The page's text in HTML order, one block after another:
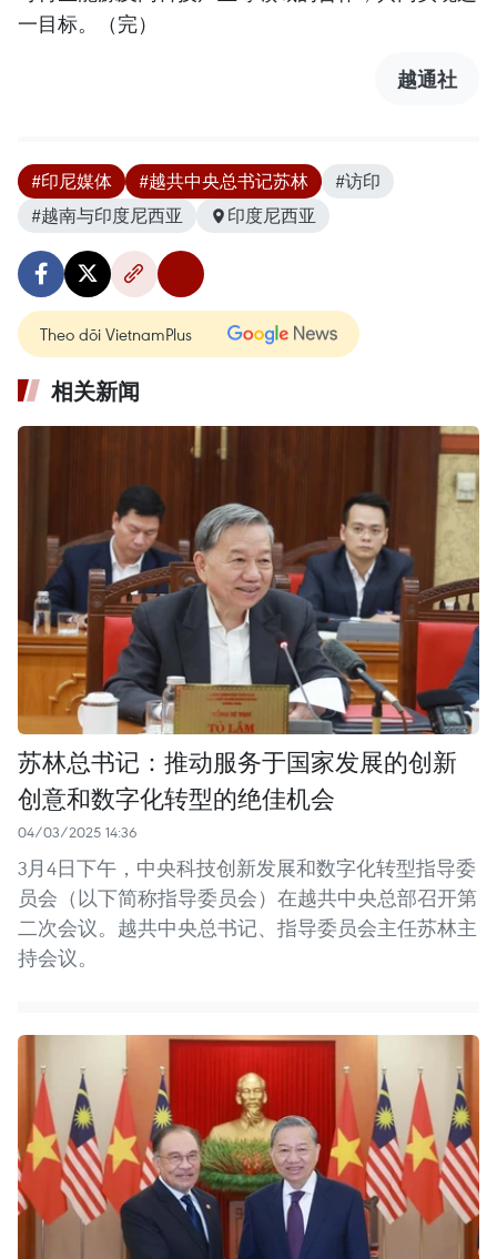
一目标。（完）
越通社
#印尼媒体 #越共中央总书记苏林
#访印
#越南与印度尼西亚
印度尼西亚
Theo dõi VietnamPlus
相关新闻
苏林总书记：推动服务于国家发展的创新
创意和数字化转型的绝佳机会
04/03/2025 14:36
3月4日下午，中央科技创新发展和数字化转型指导委
员会（以下简称指导委员会）在越共中央总部召开第
二次会议。越共中央总书记、指导委员会主任苏林主
持会议。